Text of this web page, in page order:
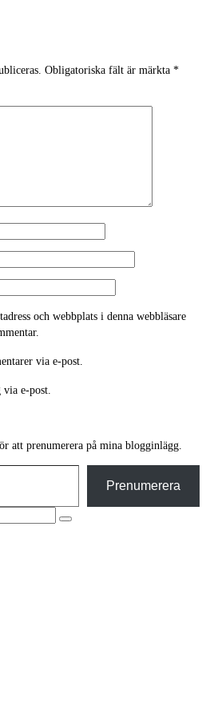
Obligatoriska fält är märkta *
och webbplats i denna webbläsare
via e-post.
e-post.
att prenumerera på mina blogginlägg.
Prenumerera